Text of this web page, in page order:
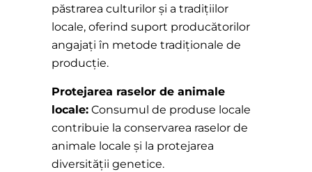
păstrarea culturilor și a tradițiilor
locale, oferind suport producătorilor
angajați în metode tradiționale de
producție.
Protejarea raselor de animale
locale: Consumul de produse locale
contribuie la conservarea raselor de
animale locale și la protejarea
diversității genetice.